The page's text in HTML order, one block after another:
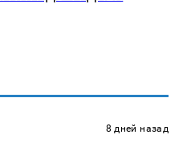
8 дней назад